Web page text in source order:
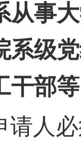
从事
系级
干部
请人